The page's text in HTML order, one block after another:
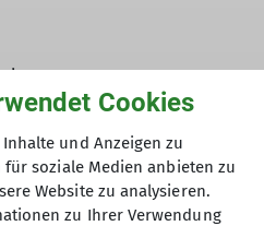
der Jugendgruppe mit
Hütte. Mit
Motivation und bei
die Gruppe von
zwischen 10 und 14
Cookies
und Anzeigen zu
soziale Medien anbieten zu
Website zu analysieren.
zu Ihrer Verwendung